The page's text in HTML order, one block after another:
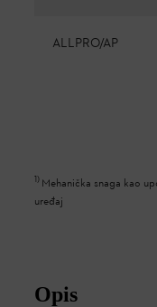
ALLPRO/AP
1) Mehanička snaga kao
uređaj
Opis